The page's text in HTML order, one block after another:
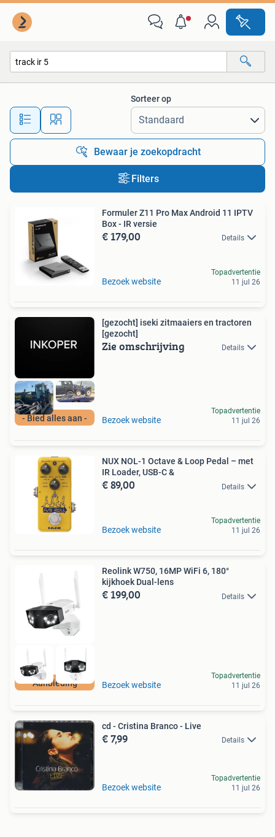
Alle afstanden…
Sorteer op
Bewaar je zoekopdracht
Filters
Formuler Z11 Pro Max Android 11 IPTV
Box - IR versie
€ 179,00 Details
Bezoek website
Topadvertentie
11 jul 26
- Bied alles aan -
[gezocht] iseki zitmaaiers en tractoren
[gezocht]
Zie omschrijving Details
Bezoek website
Topadvertentie
11 jul 26
NUX NOL-1 Octave & Loop Pedal – met
IR Loader, USB-C &
€ 89,00 Details
Bezoek website
Topadvertentie
11 jul 26
Aanbieding
Reolink W750, 16MP WiFi 6, 180°
kijkhoek Dual-lens
€ 199,00 Details
Bezoek website
Topadvertentie
11 jul 26
cd - Cristina Branco - Live
€ 7,99 Details
Bezoek website
Topadvertentie
11 jul 26